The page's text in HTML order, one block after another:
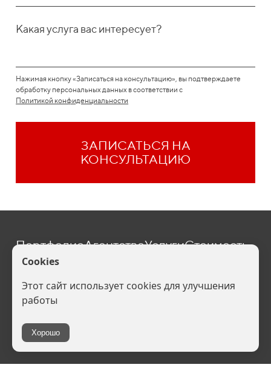
Какая услуга вас интересует?
Нажимая кнопку «Записаться на консультацию», вы подтверждаете
обработку персональных данных в соответствии с
Политикой конфиденциальности
ЗАПИСАТЬСЯ НА
КОНСУЛЬТАЦИЮ
ПортфолиоАгентствоУслугиСтоимость
БлогКонтакты
2007-2026 гг.
обрабатываются на сайте в целях его функционирования, если Вы не
согласны, то Вы должны покинуть сайт. В противном случае это будет
являться согласием на обработку Ваших персональных данных.